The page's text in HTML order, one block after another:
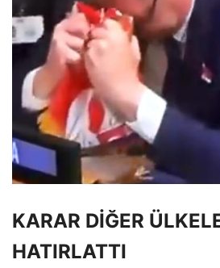
KARAR DİĞER
HATIRLATTI